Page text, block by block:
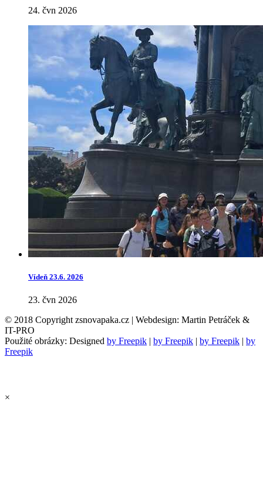
24. čvn 2026
Vídeň 23.6. 2026
23. čvn 2026
© 2018 Copyright zsnovapaka.cz | Webdesign: Martin Petráček &
IT-PRO
Použité obrázky: Designed by Freepik | by Freepik | by Freepik | by
Freepik
×